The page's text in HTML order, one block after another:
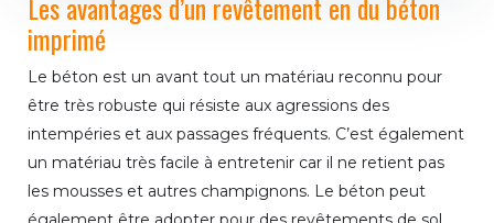
imprimé
Le béton est un avant tout un matériau reconnu pour
être très robuste qui résiste aux agressions des
intempéries et aux passages fréquents. C’est également
un matériau très facile à entretenir car il ne retient pas
les mousses et autres champignons. Le béton peut